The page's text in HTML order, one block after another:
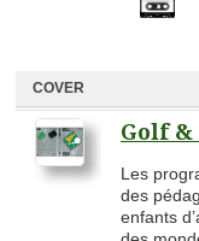
COVER
Golf &
Les
des
enfants